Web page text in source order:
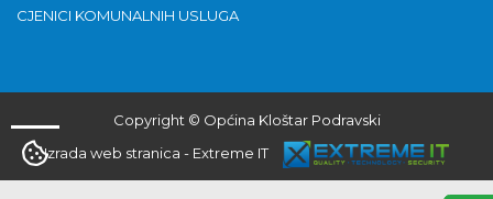
CJENICI KOMUNALNIH USLUGA
Copyright © Općina Kloštar Podravski
Izrada web stranica - Extreme IT